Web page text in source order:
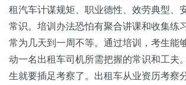
租汽车计谋规矩、职业德性、效劳典型、
常识。培训办法恐怕有聚合讲课和收集练
常为几天到一周不等。通过培训，考生能
动一名出租车司机所需把握的常识和工夫
生就要插足考察了。出租车从业资历考察